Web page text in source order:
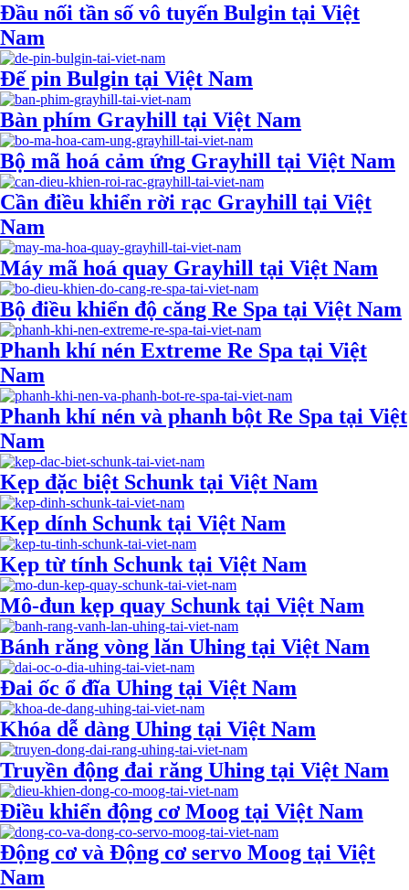
Đầu nối tần số vô tuyến Bulgin tại Việt
Nam
Đế pin Bulgin tại Việt Nam
Bàn phím Grayhill tại Việt Nam
Bộ mã hoá cảm ứng Grayhill tại Việt Nam
Cần điều khiển rời rạc Grayhill tại Việt
Nam
Máy mã hoá quay Grayhill tại Việt Nam
Bộ điều khiển độ căng Re Spa tại Việt Nam
Phanh khí nén Extreme Re Spa tại Việt
Nam
Phanh khí nén và phanh bột Re Spa tại Việt
Nam
Kẹp đặc biệt Schunk tại Việt Nam
Kẹp dính Schunk tại Việt Nam
Kẹp từ tính Schunk tại Việt Nam
Mô-đun kẹp quay Schunk tại Việt Nam
Bánh răng vòng lăn Uhing tại Việt Nam
Đai ốc ổ đĩa Uhing tại Việt Nam
Khóa dễ dàng Uhing tại Việt Nam
Truyền động đai răng Uhing tại Việt Nam
Điều khiển động cơ Moog tại Việt Nam
Động cơ và Động cơ servo Moog tại Việt
Nam